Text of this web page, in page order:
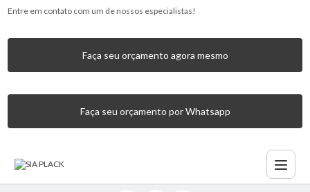
Entre em contato com um de nossos especialistas!
Faça seu orçamento agora mesmo
Faça seu orçamento por Whatsapp